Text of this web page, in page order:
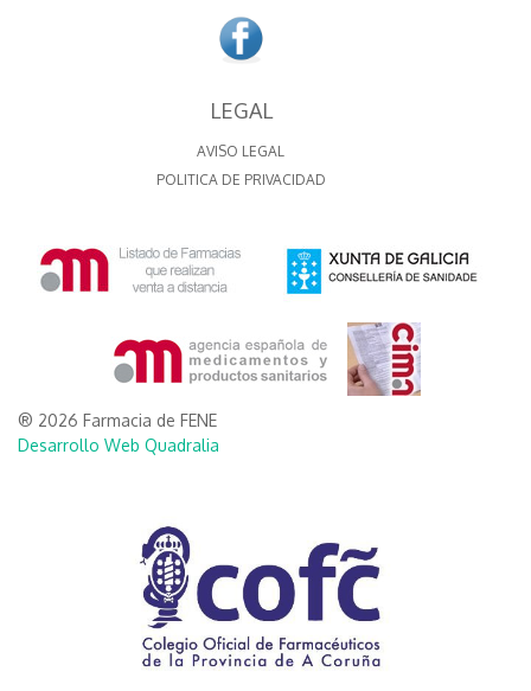
LEGAL
AVISO LEGAL
POLITICA DE PRIVACIDAD
® 2026 Farmacia de FENE
Desarrollo Web Quadralia